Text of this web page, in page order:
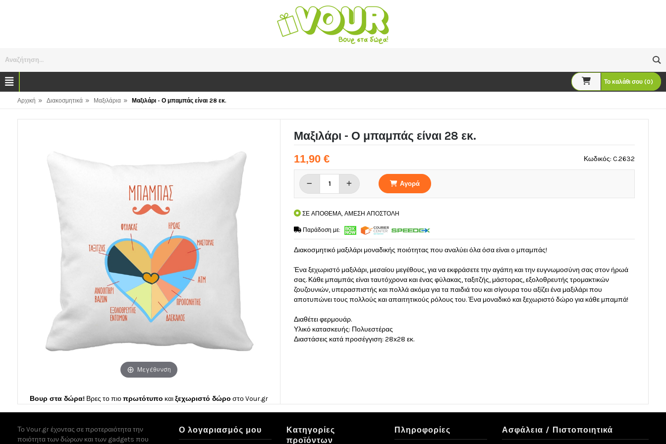
Αναζήτηση...
Το καλάθι σου (0)
Αρχική » Διακοσμητικά » Μαξιλάρια » Μαξιλάρι - Ο μπαμπάς είναι 28 εκ.
Μεγέθυνση
Βουρ στα δώρα! Βρες το πιοπρωτότυπο καιξεχωριστό δώρο στοVour.gr
Μαξιλάρι - Ο μπαμπάς είναι 28 εκ.
Κωδικός: C.2632
11,90 €
Αγορά
ΣΕ ΑΠΟΘΕΜΑ, ΑΜΕΣΗ ΑΠΟΣΤΟΛΗ
Παράδοση με:
Διακοσμητικό μαξιλάρι μοναδικής ποιότητας που αναλύει όλα όσα είναι o μπαμπάς!
Ένα ξεχωριστό μαξιλάρι, μεσαίου μεγέθους, για να εκφράσετε την αγάπη και την ευγνωμοσύνη σας στον ήρωά
σας. Κάθε μπαμπάς είναι ταυτόχρονα και ένας φύλακας, ταξιτζής, μάστορας, εξολοθρευτής τρομακτικών
ζουζουνιών, υπερασπιστής και πολλά ακόμα για τα παιδιά του και σίγουρα του αξίζει ένα μαξιλάρι που
αποτυπώνει τους πολλούς και απαιτητικούς ρόλους του. Ένα μοναδικό και ξεχωριστό δώρο για κάθε μπαμπά!
Διαθέτει φερμουάρ.
Υλικό κατασκευής: Πολυεστέρας
Διαστάσεις κατά προσέγγιση: 28x28 εκ.
Το Vour.gr έχοντας σε προτεραιότητα την
ποιότητα των δώρων και των gadgets που
Ο λογαριασμός μου
Κατηγορίες
προϊόντων
Πληροφορίες Ασφάλεια / Πιστοποιητικά